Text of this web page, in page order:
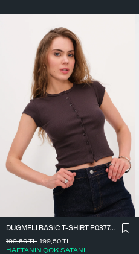
DÜĞMELI BASIC T-SHIRT P0377-K12
199,50TL
HAFTANIN ÇOK SATANI
199,50TL